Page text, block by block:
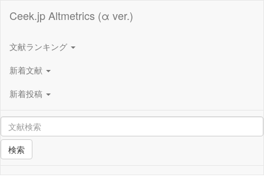
Ceek.jp Altmetrics (α ver.)
文献ランキング
新着文献
新着投稿
検索